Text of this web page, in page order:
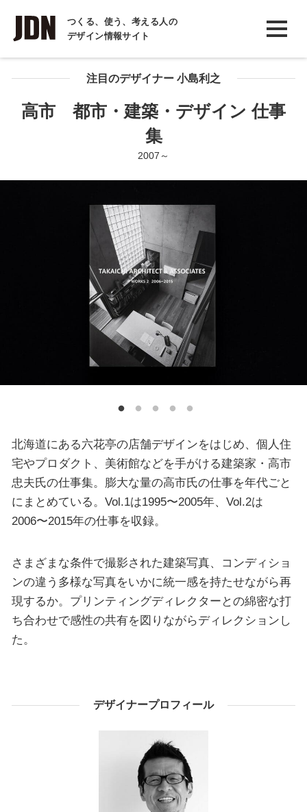
つくる、使う、考える人の
デザイン情報サイト
INTERVIEW
インタビュー
REPORT注目のデザイナー 小島利之
高市 都市・建築・デザイン 仕事
集
2007～
北海道にある六花亭の店舗デザインをはじめ、個人住
宅やプロダクト、美術館などを手がける建築家・高市
忠夫氏の仕事集。膨大な量の高市氏の仕事を年代ごと
にまとめている。Vol.1は1995〜2005年、Vol.2は
2006〜2015年の仕事を収録。
さまざまな条件で撮影された建築写真、コンディショ
ンの違う多様な写真をいかに統一感を持たせながら再
現するか。プリンティングディレクターとの綿密な打
ち合わせで感性の共有を図りながらディレクションし
た。
デザイナープロフィール